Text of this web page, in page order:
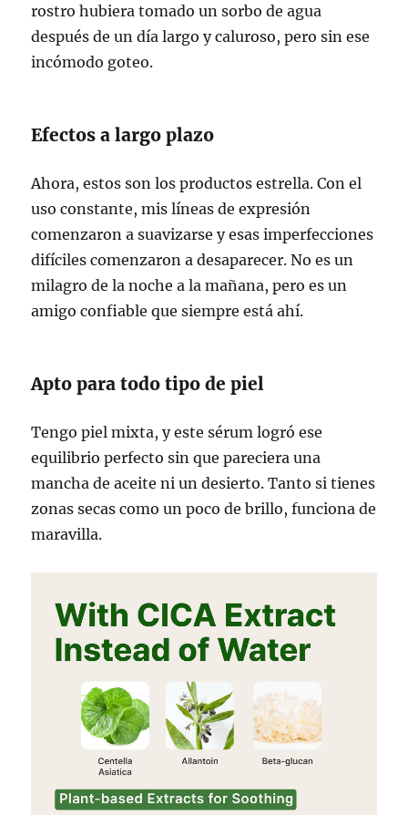
rostro hubiera tomado un sorbo de agua
después de un día largo y caluroso, pero sin ese
incómodo goteo.
Efectos a largo plazo
Ahora, estos son los productos estrella. Con el
uso constante, mis líneas de expresión
comenzaron a suavizarse y esas imperfecciones
difíciles comenzaron a desaparecer. No es un
milagro de la noche a la mañana, pero es un
amigo confiable que siempre está ahí.
Apto para todo tipo de piel
Tengo piel mixta, y este sérum logró ese
equilibrio perfecto sin que pareciera una
mancha de aceite ni un desierto. Tanto si tienes
zonas secas como un poco de brillo, funciona de
maravilla.